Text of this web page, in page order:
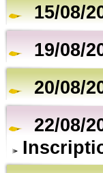
15/08/
19/08/
20/08/
22/08/